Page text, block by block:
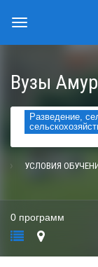
Вузы
Разведение,
УСЛОВИЯ
0 программ